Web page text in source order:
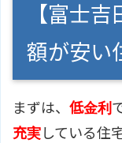
【富士
額が安い
まずは、 低金利
充実している住